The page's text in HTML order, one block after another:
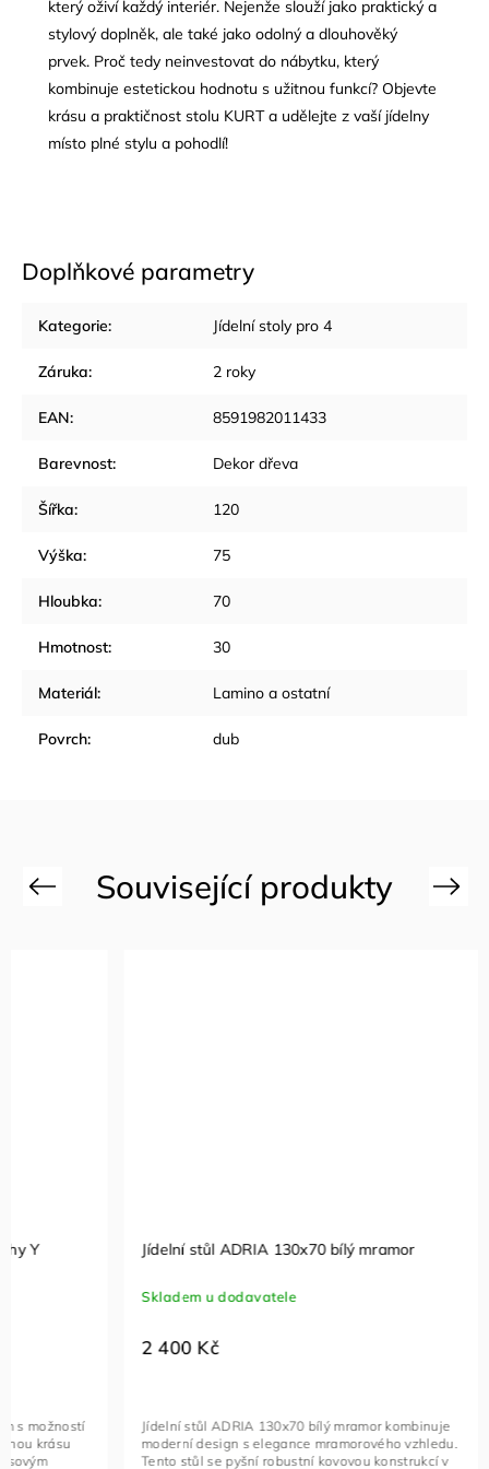
který oživí každý interiér. Nejenže slouží jako praktický a
stylový doplněk, ale také jako odolný a dlouhověký
prvek. Proč tedy neinvestovat do nábytku, který
kombinuje estetickou hodnotu s užitnou funkcí? Objevte
krásu a praktičnost stolu KURT a udělejte z vaší jídelny
místo plné stylu a pohodlí!
Doplňkové parametry
Kategorie: Jídelní stoly pro 4
Záruka: 2 roky
EAN: 8591982011433
Barevnost: Dekor dřeva
Šířka: 120
Výška: 75
Hloubka: 70
Hmotnost: 30
Materiál: Lamino a ostatní
Povrch: dub
Previous
Jídelní stůl ADRIA 130x70 bílý mramor
Skladem u dodavatele
Jídelní stůl ADRIA 130x70 bílý mramor kombinuje
moderní design s elegance mramorového vzhledu.
Tento stůl se pyšní robustní kovovou konstrukcí v
–19 %
5 260
Next